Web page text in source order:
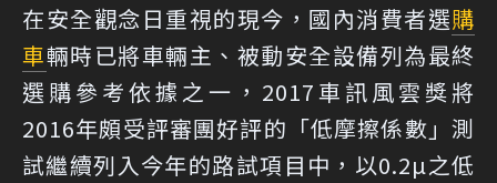
在安全觀念日重視的現今，國內消費者選購
車輛時已將車輛主、被動安全設備列為最終
選購參考依據之一，2017車訊風雲獎將
2016年頗受評審團好評的「低摩擦係數」測
試繼續列入今年的路試項目中，以0.2µ之低